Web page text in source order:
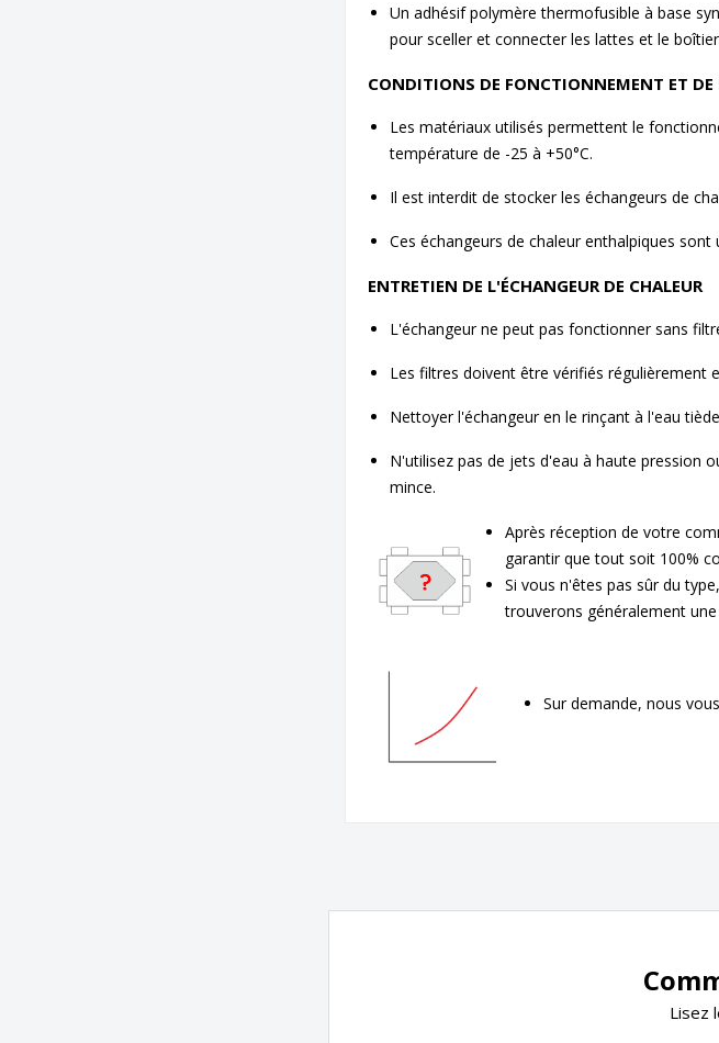
Un adhésif polymère thermofusible à base
pour sceller et connecter les lattes et le
CONDITIONS DE FONCTIONNEMENT ET DE
Les matériaux utilisés permettent le
température de -25 à +50°C.
Il est interdit de stocker les échangeurs de
Ces échangeurs de chaleur enthalpiques
ENTRETIEN DE L'ÉCHANGEUR DE CHALEUR
L'échangeur ne peut pas fonctionner sans
Les filtres doivent être vérifiés régulièrement
Nettoyer l'échangeur en le rinçant à l'eau
N'utilisez pas de jets d'eau à haute pression
mince.
Après réception de votre
garantir que tout soit 100%
Si vous n'êtes pas sûr du
trouverons généralement
Sur demande, nous
Lisez